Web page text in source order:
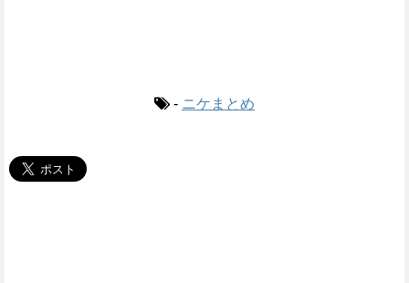
- ニケまとめ